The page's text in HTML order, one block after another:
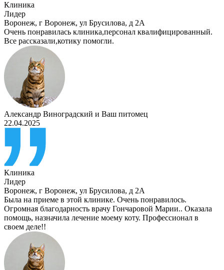
Клиника
Лидер
Воронеж, г Воронеж, ул Брусилова, д 2А
Очень понравилась клиника,персонал квалифицированный.
Все рассказали,котику помогли.
Александр Виноградский и Ваш питомец
22.04.2025
Клиника
Лидер
Воронеж, г Воронеж, ул Брусилова, д 2А
Была на приеме в этой клинике. Очень понравилось.
Огромная благодарность врачу Гончаровой Марии.. Оказала
помощь, назначила лечение моему коту. Профессионал в
своем деле!!